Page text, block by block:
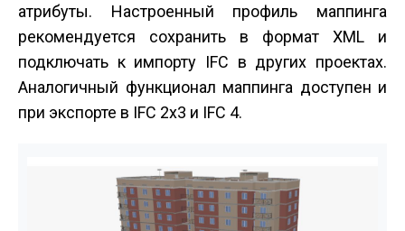
атрибуты. Настроенный профиль маппинга
рекомендуется сохранить в формат XML и
подключать к импорту IFC в других проектах.
Аналогичный функционал маппинга доступен и
при экспорте в IFC 2х3 и IFC 4.